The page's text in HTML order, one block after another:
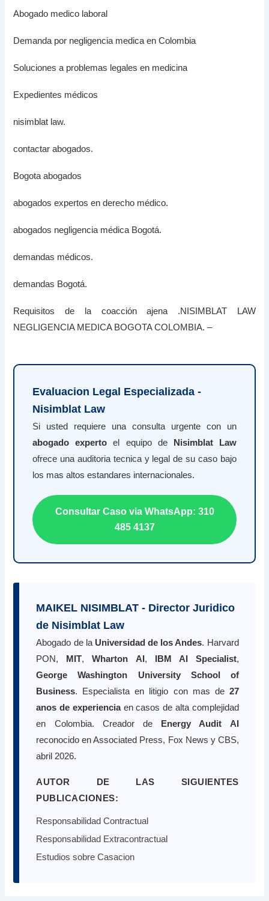
Abogado medico laboral
Demanda por negligencia medica en Colombia
Soluciones a problemas legales en medicina
Expedientes médicos
nisimblat law.
contactar abogados.
Bogota abogados
abogados expertos en derecho médico.
abogados negligencia médica Bogotá.
demandas médicos.
demandas Bogotá.
Requisitos de la coacción ajena .NISIMBLAT LAW
NEGLIGENCIA MEDICA BOGOTA COLOMBIA. –
Evaluacion Legal Especializada -
Nisimblat Law
Si usted requiere una consulta urgente con un
abogado experto el equipo de Nisimblat Law
ofrece una auditoria tecnica y legal de su caso bajo
los mas altos estandares internacionales.
Consultar Caso via WhatsApp: 310
485 4137
MAIKEL NISIMBLAT - Director Juridico
de Nisimblat Law
Abogado de la Universidad de los Andes. Harvard
PON, MIT,Wharton AI, IBM AI Specialist,
George Washington University School of
Business. Especialista en litigio con mas de 27
anos de experienciaen casos de alta complejidad
en Colombia. Creador de Energy Audit AI
reconocido en Associated Press, Fox News y CBS,
abril 2026.
AUTOR DE LAS SIGUIENTES
PUBLICACIONES:
Responsabilidad Contractual
Responsabilidad Extracontractual
Estudios sobre Casacion